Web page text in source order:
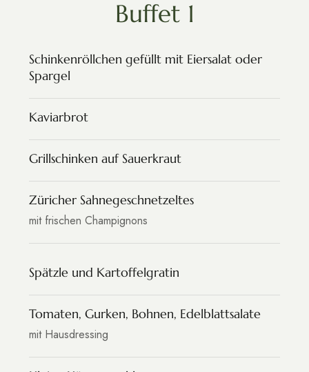
Buffet 1
Schinkenröllchen gefüllt mit Eiersalat oder
Spargel
Kaviarbrot
Grillschinken auf Sauerkraut
Züricher Sahnegeschnetzeltes
mit frischen Champignons
Spätzle und Kartoffelgratin
Tomaten, Gurken, Bohnen, Edelblattsalate
mit Hausdressing